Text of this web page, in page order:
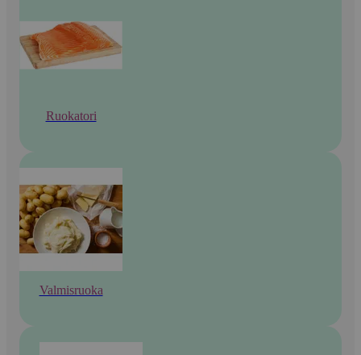
Ruokatori
Valmisruoka